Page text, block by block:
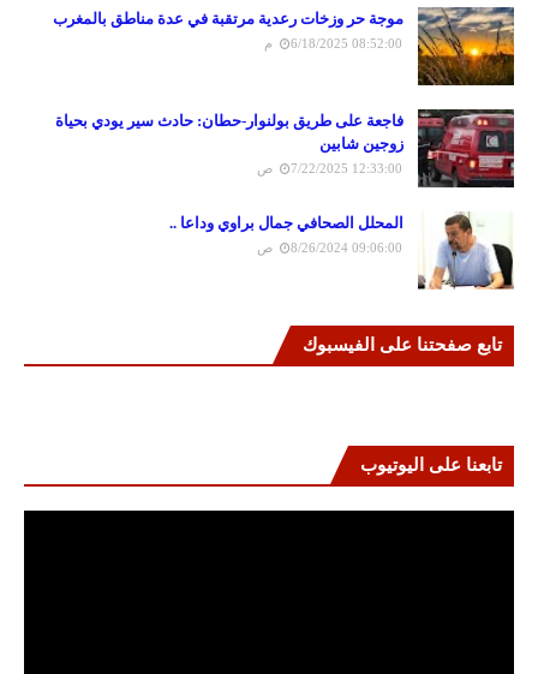
موجة حر وزخات رعدية مرتقبة في عدة مناطق بالمغرب
6/18/2025 08:52:00 م
فاجعة على طريق بولنوار-حطان: حادث سير يودي بحياة
زوجين شابين
7/22/2025 12:33:00 ص
المحلل الصحافي جمال براوي وداعا ..
8/26/2024 09:06:00 ص
تابع صفحتنا على الفيسبوك
تابعنا على اليوتيوب